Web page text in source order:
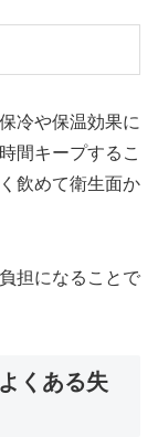
冷や保温効果に
間キープするこ
飲めて衛生面か
担になることで
くある失